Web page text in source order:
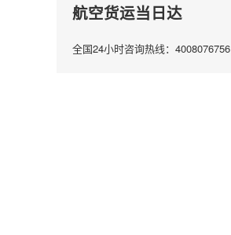
航空货运当日达
全国24小时咨询热线：4008076756